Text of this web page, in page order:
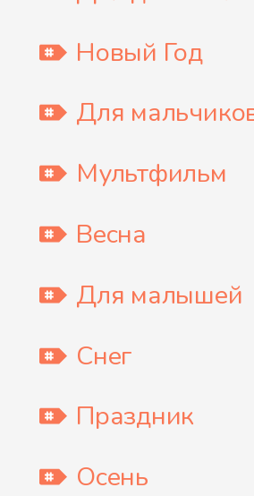
Новый Год
Для
Мультфильм
Весна
Для малышей
Снег
Праздник
Осень